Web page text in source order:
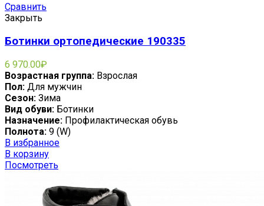
Сравнить
Закрыть
Ботинки ортопедические 190335
6 970.00₽
Возрастная группа: Взрослая
Пол: Для мужчин
Сезон: Зима
Вид обуви: Ботинки
Назначение: Профилактическая обувь
Полнота: 9 (W)
В избранное
В корзину
Посмотреть